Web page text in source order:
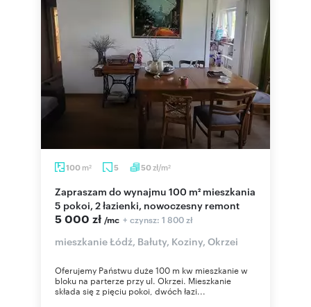
100 m2 5 50zł/m2
Zapraszam do wynajmu 100 m² mieszkania
5 pokoi, 2 łazienki, nowoczesny remont
5 000 zł /mc + czynsz: 1 800 zł
mieszkanie Łódź, Bałuty, Koziny, Okrzei
Oferujemy Państwu duże 100 m kw mieszkanie w
bloku na parterze przy ul. Okrzei. Mieszkanie
składa się z pięciu pokoi, dwóch łazi...